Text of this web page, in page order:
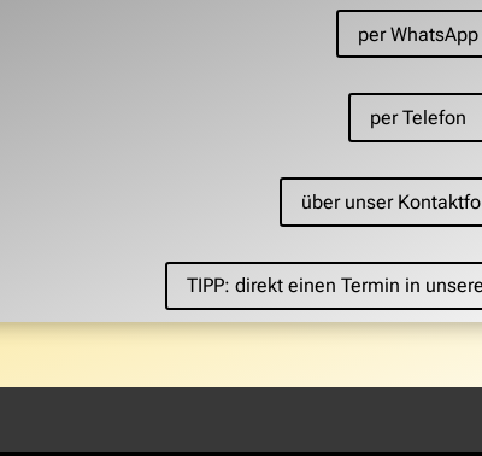
per WhatsApp
per Telefon
über unser
TIPP: direkt einen Termin in